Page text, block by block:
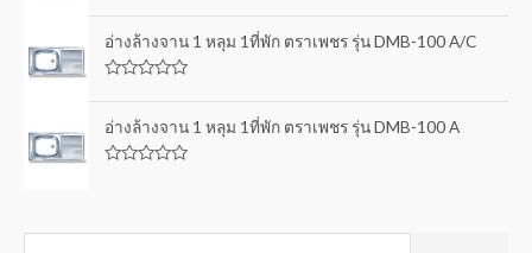
t
o
f
t
e
d
t
o
f
อ่างล้างจาน 1 หลุม 1ที่พัก ตราเพชร รุ่น DMB-100 A/C
t
e
d
o
อ่างล้างจาน 1 หลุม 1ที่พัก ตราเพชร รุ่น DMB-100 A
d